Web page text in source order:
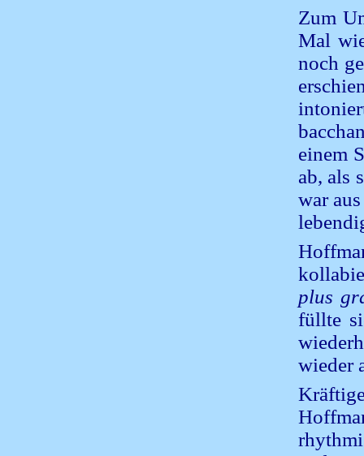
Zum
Mal
noch
einem
ab, als
war
plus
füllte
wieder